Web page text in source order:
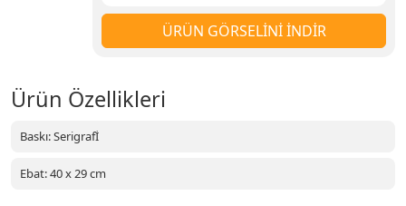
ÜRÜN GÖRSELİNİ İNDİR
Ürün Özellikleri
Baskı: Serigrafİ
Ebat: 40 x 29 cm